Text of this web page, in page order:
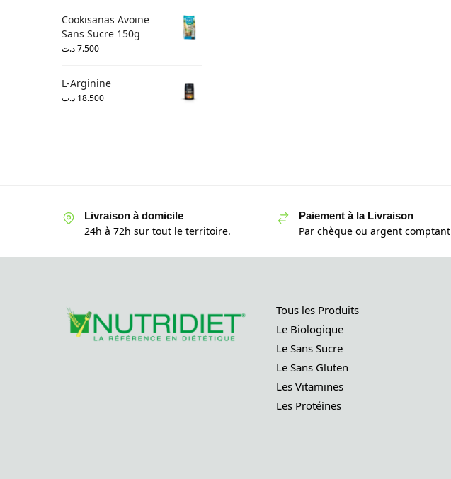
Cookisanas Avoine
Sans Sucre 150g
7.500د.ت
L-Arginine
18.500 د.ت
Livraison à domicile
24h à 72h sur tout le territoire.
Paiement à la Livraison
Par chèque ou argent comptant
Tous les Produits
Le Biologique
Le Sans Sucre
Le Sans Gluten
Les Vitamines
Les Protéines